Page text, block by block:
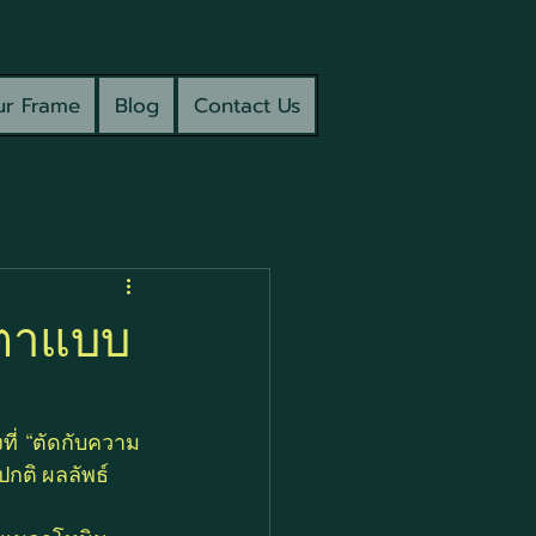
Frame Blog Contact Us
าแบบ
“ตัดกับความ
กติ ผลลัพธ์